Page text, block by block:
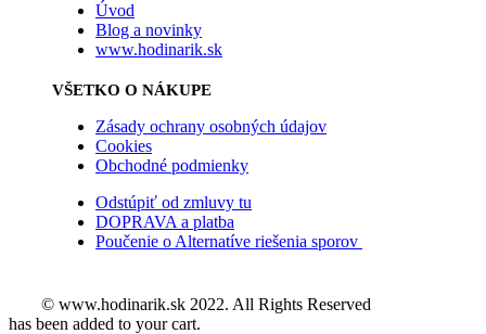
Úvod
Blog a novinky
www.hodinarik.sk
VŠETKO O NÁKUPE
Zásady ochrany osobných údajov
Cookies
Obchodné podmienky
Odstúpiť od zmluvy tu
DOPRAVA a platba
Poučenie o Alternatíve riešenia sporov
© www.hodinarik.sk 2022. All Rights Reserved
has been added to your cart.